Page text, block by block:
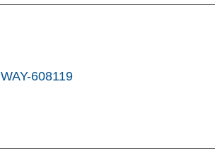
WAY-608119